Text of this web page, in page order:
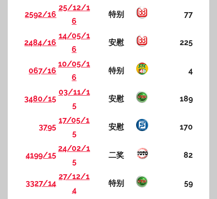
2592/16
25/12/1
6
特别 77
2484/16
14/05/1
6
安慰 225
067/16
10/05/1
6
特别 4
3480/15
03/11/1
5
安慰 189
3795
17/05/1
5
安慰 170
4199/15
24/02/1
5
二奖 82
3327/14
27/12/1
4
特别 59